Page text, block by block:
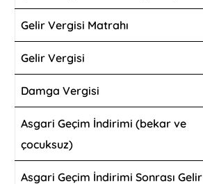
Gelir Vergisi Matrahı
Gelir Vergisi
Damga Vergisi
Asgari Geçim İndirimi (bekar ve
çocuksuz)
Asgari Geçim İndirimi Sonrası Gelir